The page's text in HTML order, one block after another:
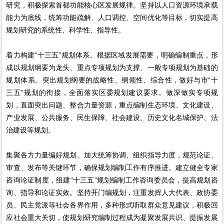
研究，积极探索首都功能核心区发展规律。坚持以人口资源环境承载
能力为底线，统筹功能疏解、人口调控、空间优化等目标，切实提高
规划研究的系统性、科学性、指导性。
着力构建“十三五”规划体系。根据区域发展需要，明确编制重点，形
成以规划纲要为龙头、重点专项规划为支撑、一般专项规划为基础的
规划体系。突出规划纲要的战略性、纲领性、综合性，做好与市“十
三五”规划的衔接，全面落实区委规划建议要求。做深做实专项规
划，直面突出问题、整合力量资源，重点编制生态环境、文化建设、
产业发展、公共服务、民生保障、社会建设、历史文化名城保护、法
治建设等规划。
集聚各方力量编好规划。加大统筹协调、组织指导力度，规范论证、
审查、发布等关键环节，确保规划编制工作有序推进。建立健全专家
咨询论证制度，组建“十三五”规划编制工作咨询委员会，提高规划咨
询、指导和论证实效。坚持开门编规划，注重发挥人大代表、政协委
员、民主党派等社会各界作用，多种形式听取群众意见建议，积极回
应社会重大关切，使规划研究编制过程成为凝聚发展共识、提振发展